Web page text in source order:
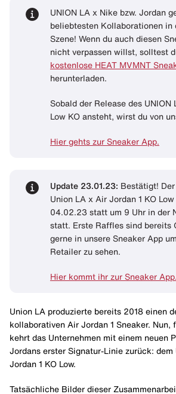
UNION LA x Nike bzw. Jordan
beliebtesten Kollaborationen in
Szene! Wenn du auch diesen
nicht verpassen willst, solltest
kostenlose HEAT MVMNT
herunterladen.
Sobald der Release des UNION
Low KO ansteht, wirst du von
Hier gehts zur Sneaker App.
Update 23.01.23: Bestätigt!
Union LA x Air Jordan 1 KO
04.02.23 statt um 9 Uhr in der
statt. Erste Raffles sind bereits
gerne in unsere Sneaker App
Retailer zu sehen.
Hier kommt ihr zur Sneaker App.
Union LA produzierte bereits 2018 einen
kollaborativen Air Jordan 1 Sneaker. Nun,
kehrt das Unternehmen mit einem neuen
Jordans erster Signatur-Linie zurück: dem
Jordan 1 KO Low.
Tatsächliche Bilder dieser